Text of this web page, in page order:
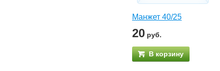
Манжет 40/25
20 руб.
В корзину